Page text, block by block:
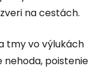
na cestách.
tmy vo výlukách
nehoda, poistenie